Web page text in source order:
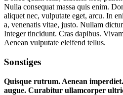
Nulla consequat massa quis enim.
aliquet nec, vulputate eget, arcu. In
a, venenatis vitae, justo. Nullam
Integer tincidunt. Cras dapibus.
Aenean vulputate eleifend tellus.
Sonstiges
Quisque rutrum. Aenean
augue. Curabitur ullamcorper